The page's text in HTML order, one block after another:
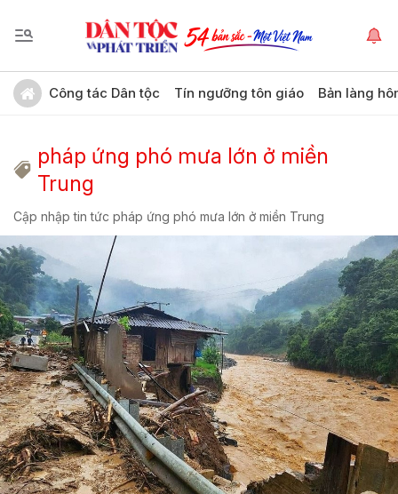
Công tác Dân tộc Tín ngưỡng tôn giáo Bản làng
pháp ứng phó mưa lớn ở miền
Trung
Cập nhập tin tức pháp ứng phó mưa lớn ở miền Trung